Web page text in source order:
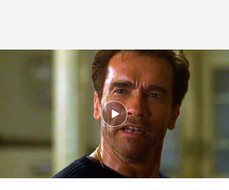
Protagonizada por Arnold Schwarzenegger
Dirigida por Peter Hyams
¡En Be Mad estamos locos por el cine!